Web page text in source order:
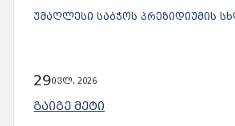
ᲣᲛᲐᲦᲚᲔᲡᲘ ᲡᲐᲑᲭᲝᲡ ᲞᲠᲔᲖᲘᲓᲘᲣᲛᲘᲡ
29ივლ, 2026
ᲒᲐᲘᲒᲔ ᲛᲔᲢᲘ